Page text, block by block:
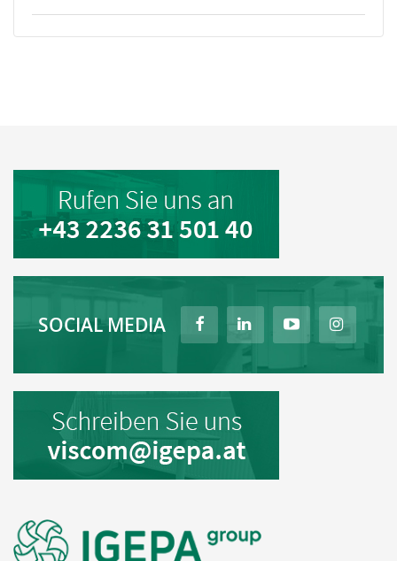
SOCIAL MEDIA